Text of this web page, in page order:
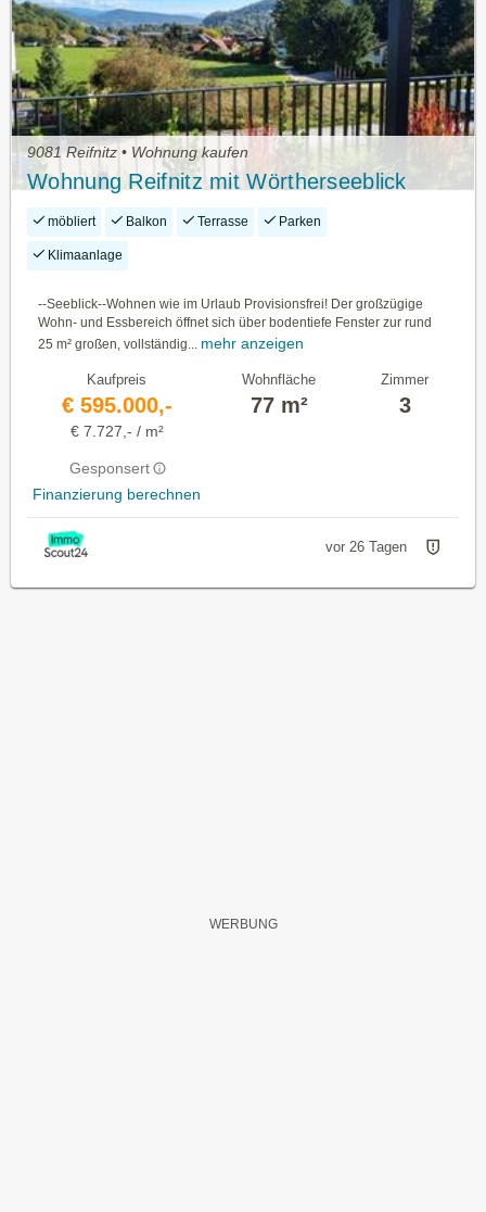
9081 Reifnitz • Wohnung kaufen
Wohnung Reifnitz mit Wörtherseeblick
möbliert Balkon Terrasse Parken
Klimaanlage
--Seeblick--Wohnen wie im Urlaub Provisionsfrei! Der großzügige
Wohn- und Essbereich öffnet sich über bodentiefe Fenster zur rund
25 m² großen, vollständig...
mehr anzeigen
Kaufpreis
€ 595.000,-
€ 7.727,- / m²
Gesponsert
Finanzierung berechnen
Wohnfläche
77 m²
Zimmer
3
vor 26 Tagen